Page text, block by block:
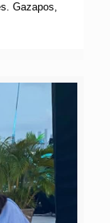
Gazapos,